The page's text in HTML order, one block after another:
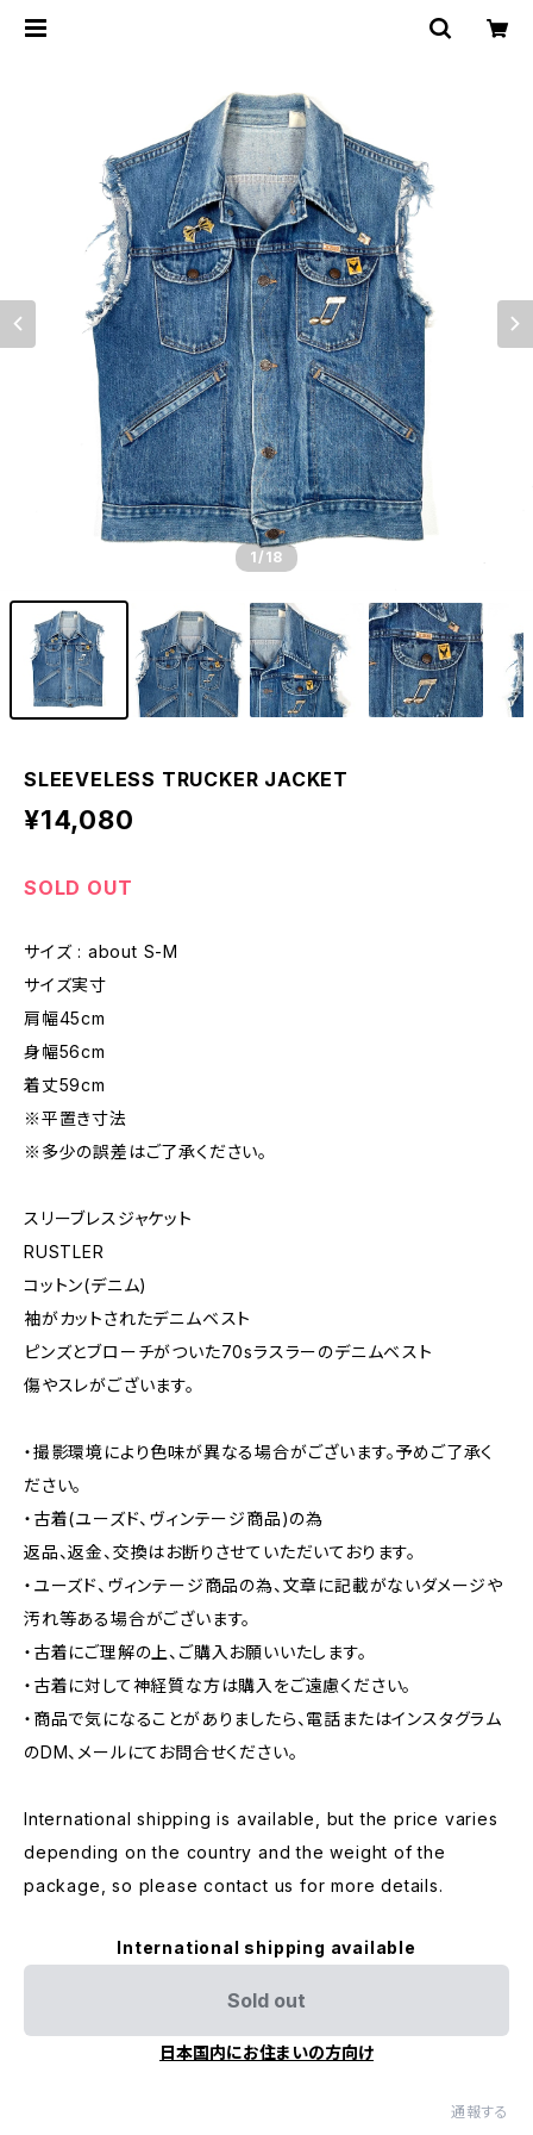
1 /18
SLEEVELESS TRUCKER JACKET
¥14,080
SOLD OUT
サイズ : about S-M
サイズ実寸
肩幅45cm
身幅56cm
着丈59cm
※平置き寸法
※多少の誤差はご了承ください。
スリーブレスジャケット
RUSTLER
コットン(デニム)
袖がカットされたデニムベスト
ピンズとブローチがついた70sラスラーのデニムベスト
傷やスレがございます。
・撮影環境により色味が異なる場合がございます。予めご了承く
ださい。
・古着(ユーズド、ヴィンテージ商品)の為
返品、返金、交換はお断りさせていただいております。
・ユーズド、ヴィンテージ商品の為、文章に記載がないダメージや
汚れ等ある場合がございます。
・古着にご理解の上、ご購入お願いいたします。
・古着に対して神経質な方は購入をご遠慮ください。
・商品で気になることがありましたら、電話またはインスタグラム
のDM、メールにてお問合せください。
International shipping is available, but the price varies
depending on the country and the weight of the
package, so please contact us for more details.
International shipping available
Sold out
日本国内にお住まいの方向け
通報する